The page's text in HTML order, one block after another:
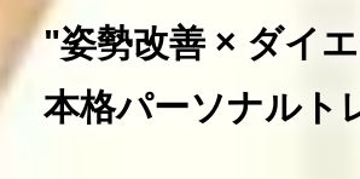
"姿勢改善 × ダイ
本格パーソナルト